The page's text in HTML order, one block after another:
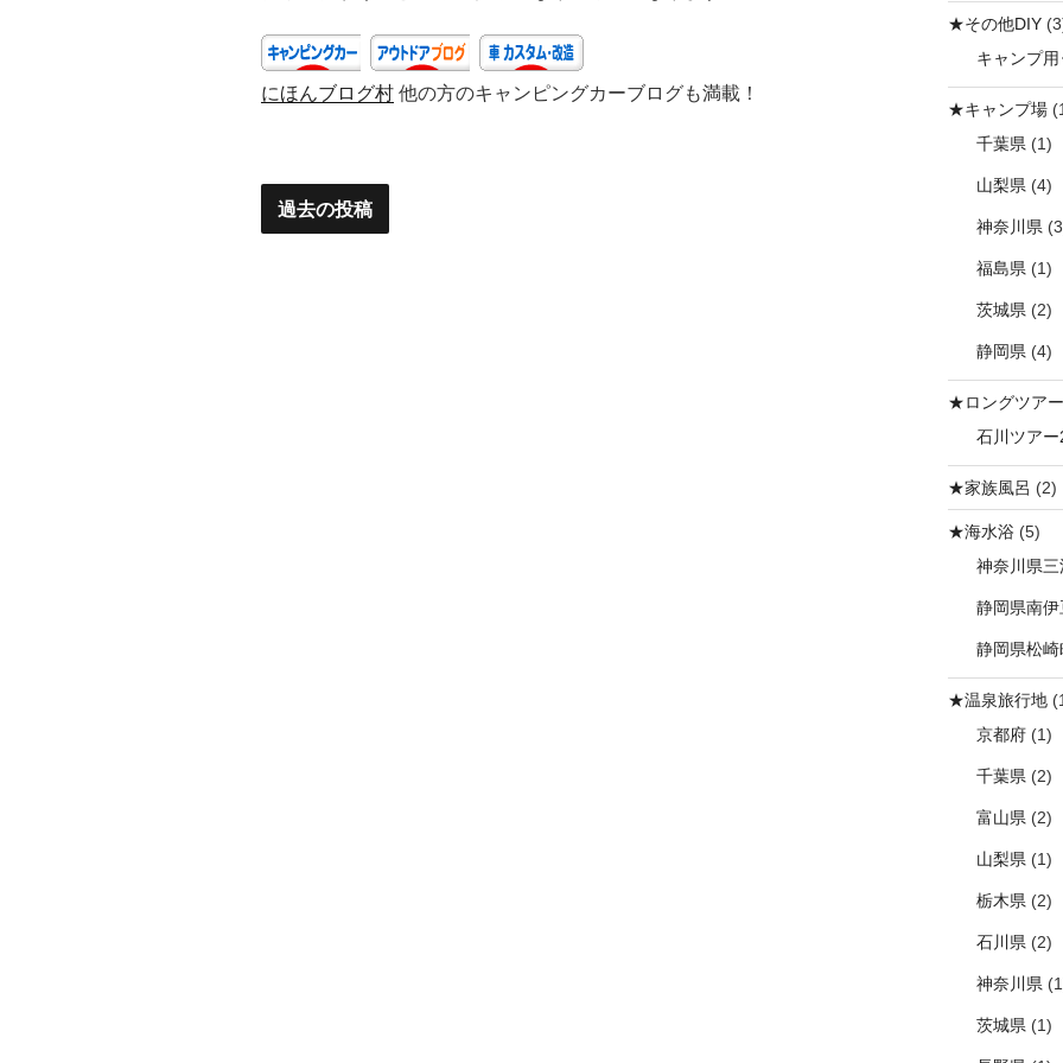
県
三
浦
b
o
にほんブログ村 他の方のキャンピングカーブログも満載！
過去の投稿
★その他DIY
キャンプ
★キャンプ場
千葉県 (1)
山梨県 (4)
神奈川県
福島県 (1)
茨城県 (2)
静岡県 (4)
★ロングツアー
石川ツア
★家族風呂 (2)
★海水浴 (5)
神奈川県三
静岡県南伊
静岡県松崎
★温泉旅行地
京都府(1)
千葉県 (2)
富山県 (2)
山梨県 (1)
栃木県 (2)
石川県 (2)
神奈川県
茨城県 (1)